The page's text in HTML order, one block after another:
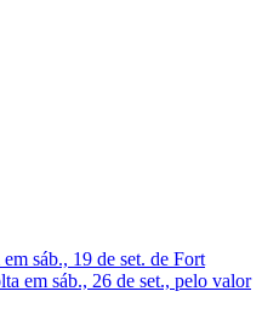
sáb., 19 de set. de Fort
em sáb., 26 de set., pelo valor